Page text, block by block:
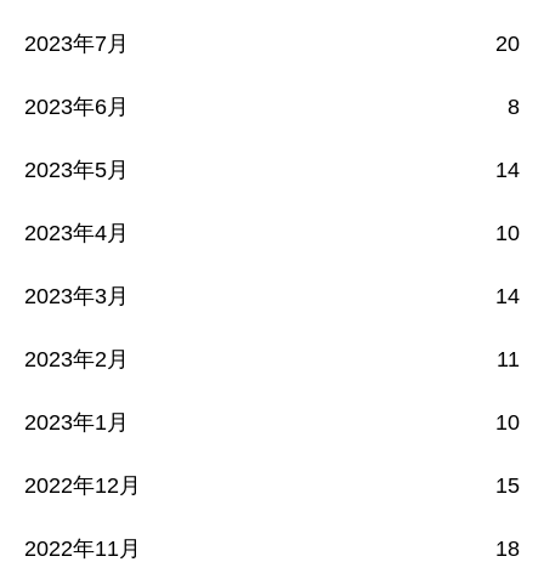
2023年7月 20
2023年6月 8
2023年5月 14
2023年4月 10
2023年3月 14
2023年2月 11
2023年1月 10
2022年12月 15
2022年11月 18